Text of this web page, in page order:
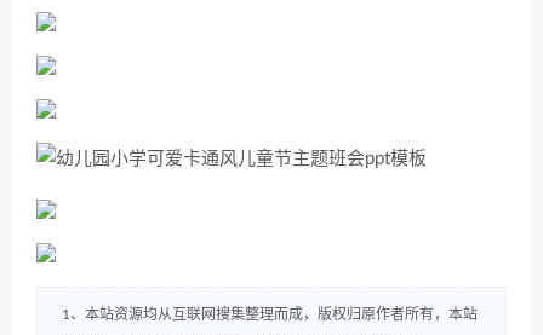
1、本站资源均从互联网搜集整理而成，版权归原作者所有，本站